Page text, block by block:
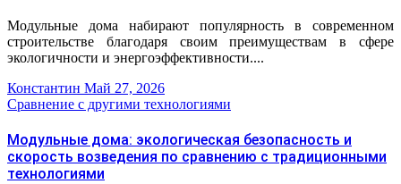
Модульные дома набирают популярность в современном
строительстве благодаря своим преимуществам в сфере
экологичности и энергоэффективности....
Константин Май 27, 2026
Сравнение с другими технологиями
Модульные дома: экологическая безопасность и
скорость возведения по сравнению с традиционными
технологиями